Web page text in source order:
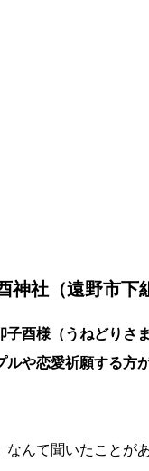
神社（遠野市下
子酉様（うねどりさ
ルや恋愛祈願する方
なんて聞いたことが